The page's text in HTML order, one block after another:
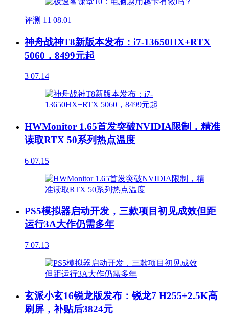
评测 11 08.01
神舟战神T8新版本发布：i7-13650HX+RTX
5060，8499元起
3 07.14
HWMonitor 1.65首发突破NVIDIA限制，精准
读取RTX 50系列热点温度
6 07.15
PS5模拟器启动开发，三款项目初见成效但距
运行3A大作仍需多年
7 07.13
玄派小玄16锐龙版发布：锐龙7 H255+2.5K高
刷屏，补贴后3824元